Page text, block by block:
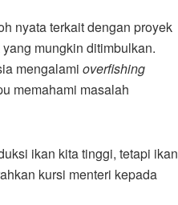
nyata terkait dengan proyek
mungkin ditimbulkan.
mengalami overfishing
memahami masalah
ikan kita tinggi, tetapi ikan
kursi menteri kepada